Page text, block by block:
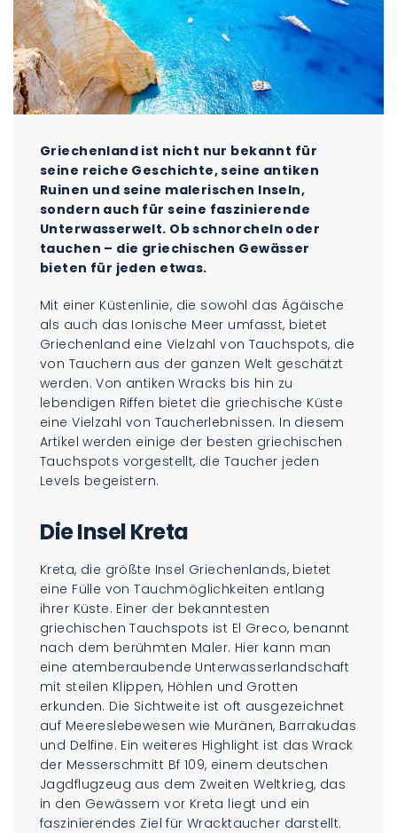
Griechenland ist nicht nur bekannt für
seine reiche Geschichte, seine antiken
Ruinen und seine malerischen Inseln,
sondern auch für seine faszinierende
Unterwasserwelt. Ob schnorcheln oder
tauchen – die griechischen Gewässer
bieten für jeden etwas.
Mit einer Küstenlinie, die sowohl das Ägäische
als auch das Ionische Meer umfasst, bietet
Griechenland eine Vielzahl von Tauchspots, die
von Tauchern aus der ganzen Welt geschätzt
werden. Von antiken Wracks bis hin zu
lebendigen Riffen bietet die griechische Küste
eine Vielzahl von Taucherlebnissen. In diesem
Artikel werden einige der besten griechischen
Tauchspots vorgestellt, die Taucher jeden
Levels begeistern.
Die Insel Kreta
Kreta, die größte Insel Griechenlands, bietet
eine Fülle von Tauchmöglichkeiten entlang
ihrer Küste. Einer der bekanntesten
griechischen Tauchspots ist El Greco, benannt
nach dem berühmten Maler. Hier kann man
eine atemberaubende Unterwasserlandschaft
mit steilen Klippen, Höhlen und Grotten
erkunden. Die Sichtweite ist oft ausgezeichnet
auf Meereslebewesen wie Muränen, Barrakudas
und Delfine. Ein weiteres Highlight ist das Wrack
der Messerschmitt Bf 109, einem deutschen
Jagdflugzeug aus dem Zweiten Weltkrieg, das
in den Gewässern vor Kreta liegt und ein
faszinierendes Ziel für Wracktaucher darstellt.